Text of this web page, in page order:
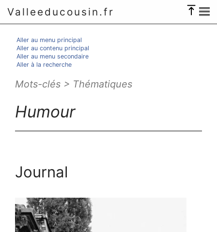
Valleeducousin.fr
Aller au menu principal
Aller au contenu principal
Aller au menu secondaire
Aller à la recherche
Mots-clés > Thématiques
Humour
Journal